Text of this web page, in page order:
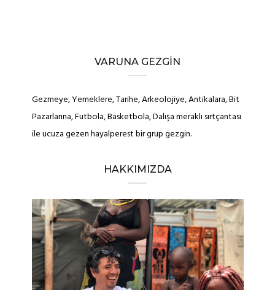
VARUNA GEZGIN
Gezmeye, Yemeklere, Tarihe, Arkeolojiye, Antikalara, Bit
Pazarlarına, Futbola, Basketbola, Dalışa meraklı sırtçantası
ile ucuza gezen hayalperest bir grup gezgin.
HAKKIMIZDA